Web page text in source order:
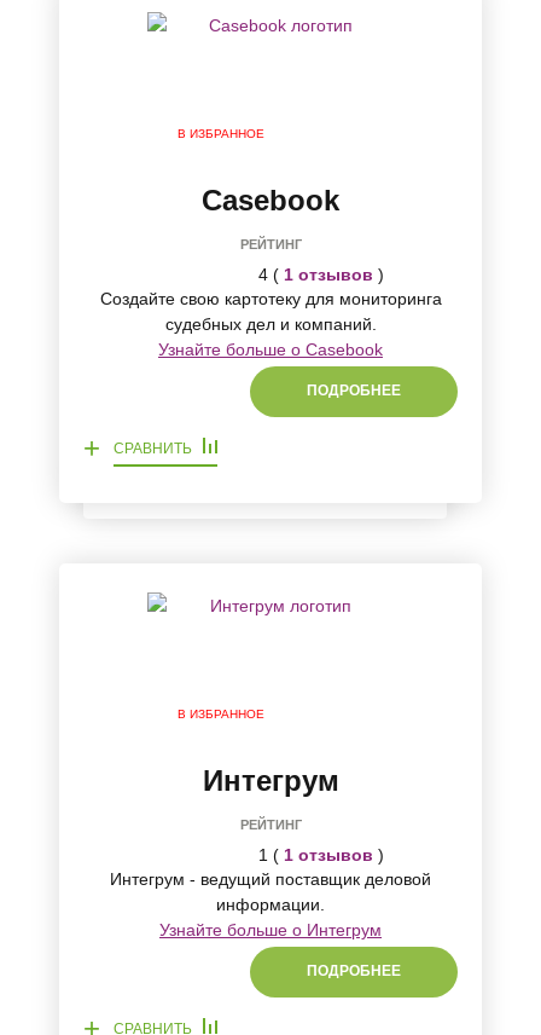
В ИЗБРАННОЕ
Casebook
РЕЙТИНГ
4 ( 1 отзывов )
Создайте свою картотеку для мониторинга
судебных дел и компаний.
Узнайте больше о Casebook
ПОДРОБНЕЕ
+ СРАВНИТЬ
В ИЗБРАННОЕ
Интегрум
РЕЙТИНГ
1 ( 1 отзывов )
Интегрум - ведущий поставщик деловой
информации.
Узнайте больше о Интегрум
ПОДРОБНЕЕ
+ СРАВНИТЬ